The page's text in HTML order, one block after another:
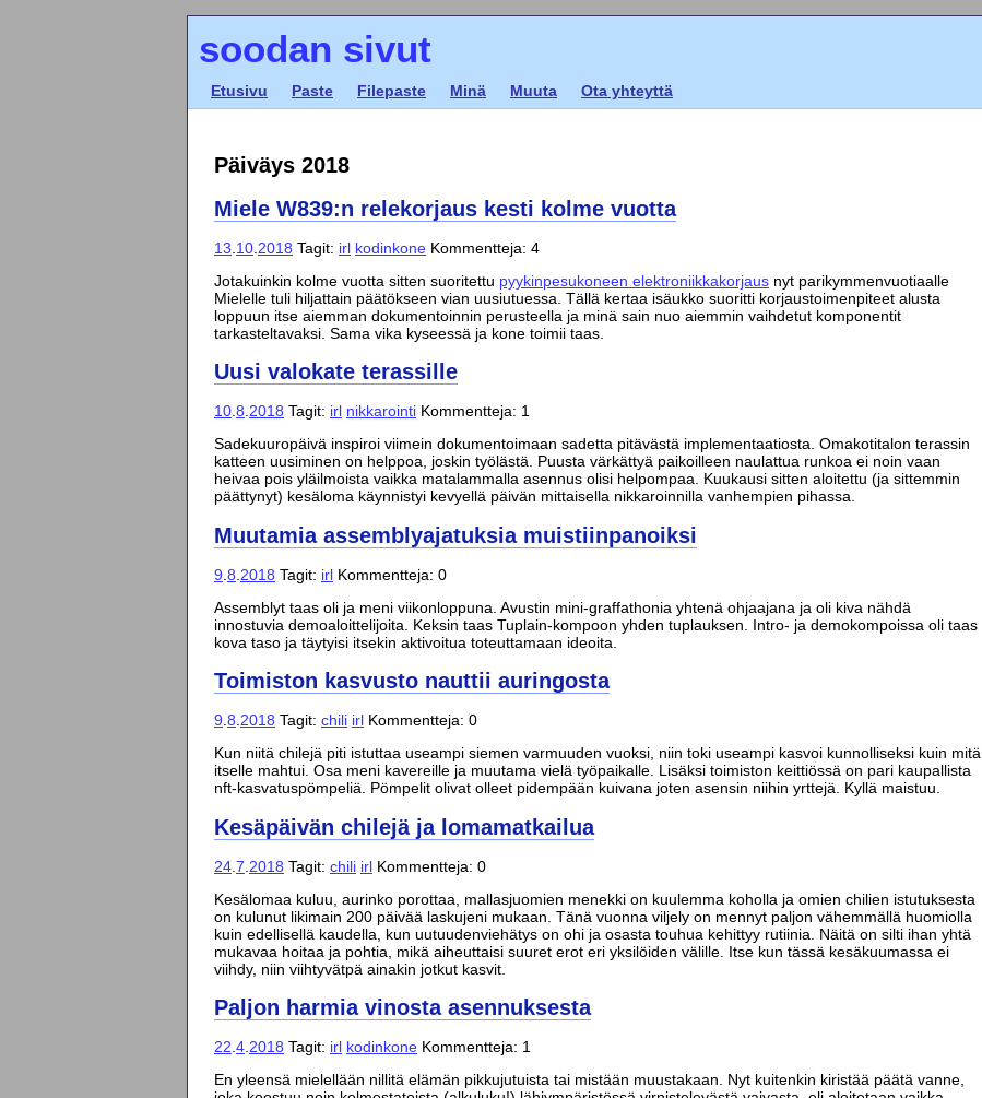
soodan sivut
Etusivu Paste Filepaste Minä Muuta Ota yhteyttä
Päiväys 2018
Miele W839:n relekorjaus kesti kolme vuotta
13 10 2018 Tagit: irl kodinkone Kommentteja: 4
Jotakuinkin kolme vuotta sitten suoritettu pyykinpesukoneen elektroniikkakorjaus nyt parikymmenvuotiaalle
Mielelle tuli hiljattain päätökseen vian uusiutuessa. Tällä kertaa isäukko suoritti korjaustoimenpiteet alusta
loppuun itse aiemman dokumentoinnin perusteella ja minä sain nuo aiemmin vaihdetut komponentit
tarkasteltavaksi. Sama vika kyseessä ja kone toimii taas.
Uusi valokate terassille
10.8.2018 Tagit: irl nikkarointi Kommentteja: 1
Sadekuuropäivä inspiroi viimein dokumentoimaan sadetta pitävästä implementaatiosta. Omakotitalon terassin
katteen uusiminen on helppoa, joskin työlästä. Puusta värkättyä paikoilleen naulattua runkoa ei noin vaan
heivaa pois yläilmoista vaikka matalammalla asennus olisi helpompaa. Kuukausi sitten aloitettu (ja sittemmin
päättynyt) kesäloma käynnistyi kevyellä päivän mittaisella nikkaroinnilla vanhempien pihassa.
Muutamia assemblyajatuksia muistiinpanoiksi
9 8 2018 Tagit: irl Kommentteja: 0
Assemblyt taas oli ja meni viikonloppuna. Avustin mini-graffathonia yhtenä ohjaajana ja oli kiva nähdä
innostuvia demoaloittelijoita. Keksin taas Tuplain-kompoon yhden tuplauksen. Intro- ja demokompoissa oli taas
kova taso ja täytyisi itsekin aktivoitua toteuttamaan ideoita.
Toimiston kasvusto nauttii auringosta
9.8.2018 Tagit: chili irl Kommentteja: 0
Kun niitä chilejä piti istuttaa useampi siemen varmuuden vuoksi, niin toki useampi kasvoi kunnolliseksi kuin mitä
itselle mahtui. Osa meni kavereille ja muutama vielä työpaikalle. Lisäksi toimiston keittiössä on pari kaupallista
nft-kasvatuspömpeliä. Pömpelit olivat olleet pidempään kuivana joten asensin niihin yrttejä. Kyllä maistuu.
Kesäpäivän chilejä ja lomamatkailua
24 7 2018 Tagit: chili irl Kommentteja: 0
Kesälomaa kuluu, aurinko porottaa, mallasjuomien menekki on kuulemma koholla ja omien chilien istutuksesta
on kulunut likimain 200 päivää laskujeni mukaan. Tänä vuonna viljely on mennyt paljon vähemmällä huomiolla
kuin edellisellä kaudella, kun uutuudenviehätys on ohi ja osasta touhua kehittyy rutiinia. Näitä on silti ihan yhtä
mukavaa hoitaa ja pohtia, mikä aiheuttaisi suuret erot eri yksilöiden välille. Itse kun tässä kesäkuumassa ei
viihdy, niin viihtyvätpä ainakin jotkut kasvit.
Paljon harmia vinosta asennuksesta
22.4.2018 Tagit: irl kodinkone Kommentteja: 1
En yleensä mielellään nillitä elämän pikkujutuista tai mistään muustakaan. Nyt kuitenkin kiristää päätä vanne,